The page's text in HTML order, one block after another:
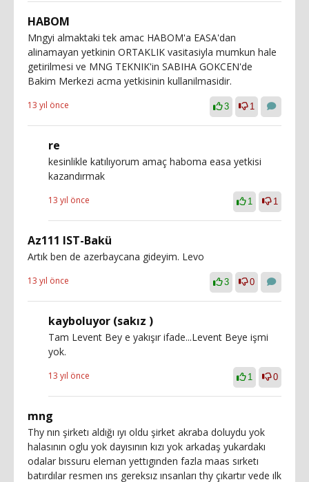
HABOM
Mngyi almaktaki tek amac HABOM'a EASA'dan
alinamayan yetkinin ORTAKLIK vasitasiyla mumkun hale
getirilmesi ve MNG TEKNIK'in SABIHA GOKCEN'de
Bakim Merkezi acma yetkisinin kullanilmasidir.
13 yıl önce 3 1
re
kesinlikle katılıyorum amaç haboma easa yetkisi
kazandırmak
13 yıl önce 1 1
Az111 IST-Bakü
Artık ben de azerbaycana gideyim. Levo
13 yıl önce 3 0
kayboluyor (sakız )
Tam Levent Bey e yakışır ifade...Levent Beye işmi
yok.
13 yıl önce 1 0
mng
Thy nın şirketı aldığı ıyı oldu şirket akraba doluydu yok
halasının oglu yok dayısının kızı yok arkadaş yukardakı
odalar bıssuru eleman yettıgınden fazla maas sırketı
batırdılar resmen ıns gereksız ınsanları thy çıkartır vede ılk